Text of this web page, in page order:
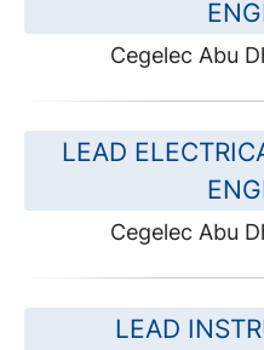
Cegelec Abu
LEAD
Cegelec Abu
LEAD